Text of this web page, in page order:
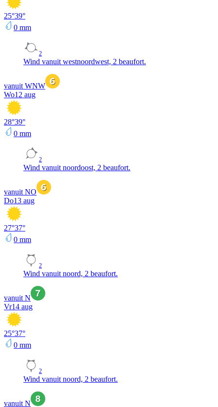
25°39°
0 mm
2
Wind vanuit westnoordwest, 2 beaufort.
vanuit WNW
Wo12 aug
28°39°
0 mm
2
Wind vanuit noordoost, 2 beaufort.
vanuit NO
Do13 aug
27°37°
0 mm
2
Wind vanuit noord, 2 beaufort.
vanuit N
Vr14 aug
25°37°
0 mm
2
Wind vanuit noord, 2 beaufort.
vanuit N